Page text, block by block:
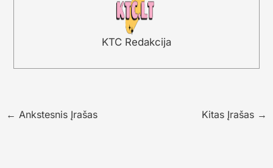
KTC Redakcija
← Ankstesnis Įrašas Kitas Įrašas →